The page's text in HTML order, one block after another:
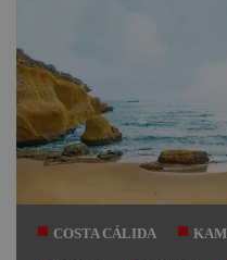
COSTA CÁLIDA